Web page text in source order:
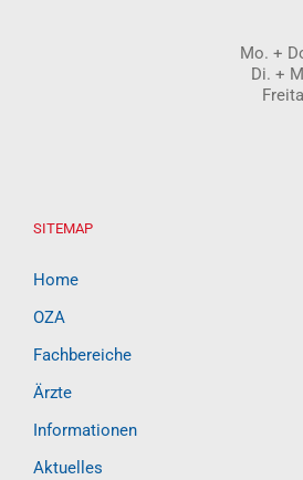
Mo. +
Di. +
SITEMAP
Home
OZA
Fachbereiche
Ärzte
Informationen
Aktuelles